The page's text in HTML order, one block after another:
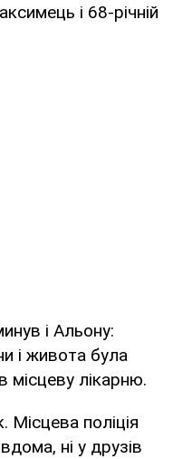
і 68-річній
і Альону:
і живота була
місцеву лікарню.
Місцева поліція
ні у друзів